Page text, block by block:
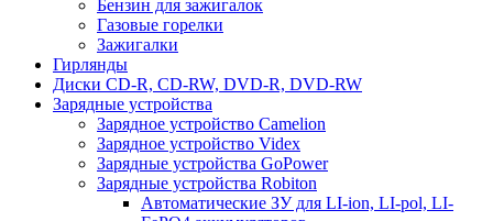
Бензин для зажигалок
Газовые горелки
Зажигалки
Гирлянды
Диски CD-R, CD-RW, DVD-R, DVD-RW
Зарядные устройства
Зарядное устройство Camelion
Зарядное устройство Videx
Зарядные устройства GoPower
Зарядные устройства Robiton
Автоматические ЗУ для LI-ion, LI-pol, LI-